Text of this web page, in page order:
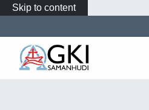
Skip to content